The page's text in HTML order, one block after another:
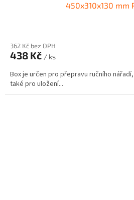
450x310x130 mm
362 Kč bez DPH
438 Kč / ks
Box je určen pro přepravu ručního
také pro uložení...